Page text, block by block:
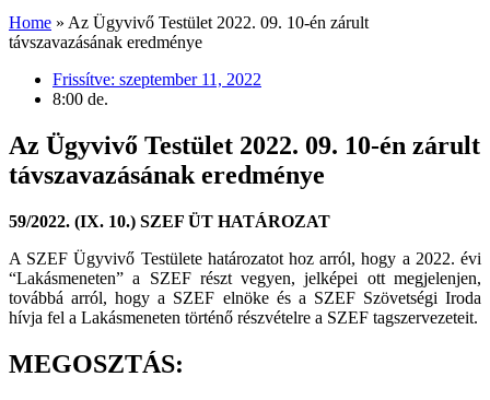
Home » Az Ügyvivő Testület 2022. 09. 10-én zárult
távszavazásának eredménye
Frissítve: szeptember 11, 2022
8:00 de.
Az Ügyvivő Testület 2022. 09. 10-én zárult
távszavazásának eredménye
59/2022. (IX. 10.) SZEF ÜT HATÁROZAT
A SZEF Ügyvivő Testülete határozatot hoz arról, hogy a 2022. évi
“Lakásmeneten” a SZEF részt vegyen, jelképei ott megjelenjen,
továbbá arról, hogy a SZEF elnöke és a SZEF Szövetségi Iroda
hívja fel a Lakásmeneten történő részvételre a SZEF tagszervezeteit.
MEGOSZTÁS: